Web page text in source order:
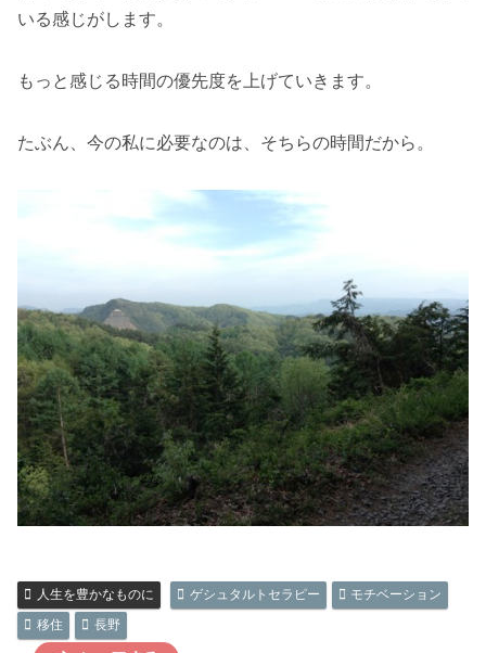
いる感じがします。
もっと感じる時間の優先度を上げていきます。
たぶん、今の私に必要なのは、そちらの時間だから。
人生を豊かなものに ゲシュタルトセラピー
モチベーション
移住
長野